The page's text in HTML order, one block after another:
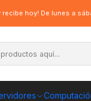
recibe hoy! De lunes a
Blancos